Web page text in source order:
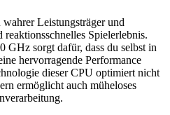
Leistungsträger und
Spielerlebnis.
GHz sorgt dafür, dass du selbst in
hervorragende Performance
dieser CPU optimiert nicht
ermöglicht auch müheloses